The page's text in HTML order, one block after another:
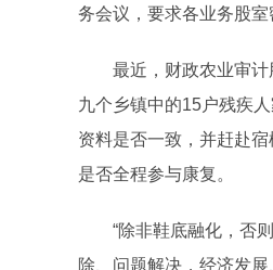
务会议，要求各业务股室
最近，财政农业审计股
九个乡镇中的15户残疾
资料是否一致，并赶赴
是否全程参与康复。
“除非鞋底融化，否则
除、问题解决，经济发展